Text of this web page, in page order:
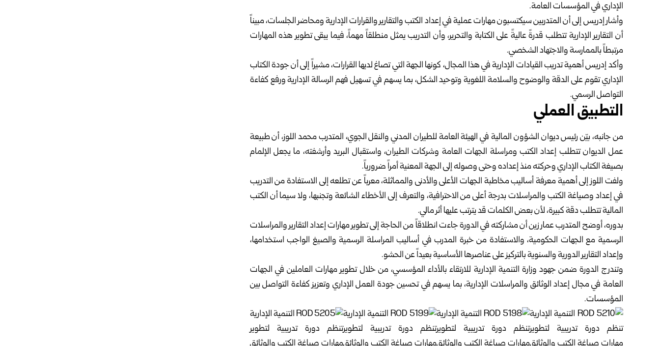
الإداري في المؤسسات العامة.‏
وأشار إدريس إلى أن المتدربين سيكتسبون مهارات عملية في إعداد الكتب والتقارير والقرارات الإدارية ومحاضر الجلسات، ‏مبيناً
أن التقارير الإدارية تتطلب قدرةً عاليةً على الكتابة والتحرير، وأن التدريب يمثل منطلقاً مهماً، فيما يبقى تطوير هذه ‏المهارات
مرتبطاً بالممارسة والاجتهاد الشخصي.‏
وأكد إدريس أهمية تدريب القيادات الإدارية في هذا المجال، كونها الجهة التي تصاغ لديها القرارات، مشيراً إلى أن جودة ‏الكتاب
الإداري تقوم على الدقة والوضوح والسلامة اللغوية وتوحيد الشكل، بما يسهم في تسهيل فهم الرسالة الإدارية ورفع ‏كفاءة
التواصل الرسمي.‏
التطبيق العملي
من جانبه، بيّن رئيس ديوان الشؤون المالية في الهيئة العامة للطيران المدني والنقل الجوي، المتدرب محمد اللوز، أن طبيعة
‏عمل الديوان تتطلب إعداد الكتب ومراسلة الجهات العامة وشركات الطيران، واستقبال البريد وأرشفته، ما يجعل الإلمام
‏بصيغة الكتاب الإداري وحركته منذ إعداده وحتى وصوله إلى الجهة المعنية أمراً ضرورياً.‏
ولفت اللوز إلى أهمية معرفة أساليب مخاطبة الجهات الأعلى والأدنى والمماثلة، معرباً عن تطلعه إلى الاستفادة من التدريب
‏في إعداد وصياغة الكتب والمراسلات بدرجة أعلى من الاحترافية، والتعرف إلى الأخطاء الشائعة وتجنبها، ولا سيما أن ‏الكتب
المالية تتطلب دقة كبيرة، لأن بعض الكلمات قد يترتب عليها أثر مالي.‏
بدوره، أوضح المتدرب عمار زين أن مشاركته في الدورة جاءت انطلاقاً من الحاجة إلى تطوير مهارات إعداد التقارير ‏والمراسلات
الرسمية مع الجهات الحكومية، والاستفادة من خبرة المدرب في أساليب المراسلة الرسمية والصيغ الواجب ‏استخدامها،
وإعداد التقارير الدورية والسنوية بالتركيز على عناصرها الأساسية بعيداً عن الحشو.‏
وتندرج الدورة ضمن جهود وزارة التنمية الإدارية للارتقاء بالأداء المؤسسي، من خلال تطوير مهارات العاملين في الجهات
‏العامة في مجال إعداد الوثائق والمراسلات الإدارية، بما يسهم في تحسين جودة العمل الإداري وتعزيز كفاءة التواصل بين
‏المؤسسات.‏